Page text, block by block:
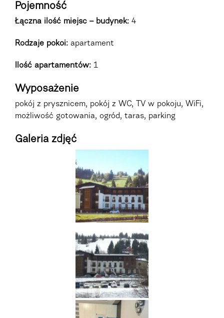
Pojemność
Łączna ilość miejsc – budynek: 4
Rodzaje pokoi: apartament
Ilość apartamentów: 1
Wyposażenie
pokój z prysznicem, pokój z WC, TV w pokoju, WiFi,
możliwość gotowania, ogród, taras, parking
Galeria zdjęć